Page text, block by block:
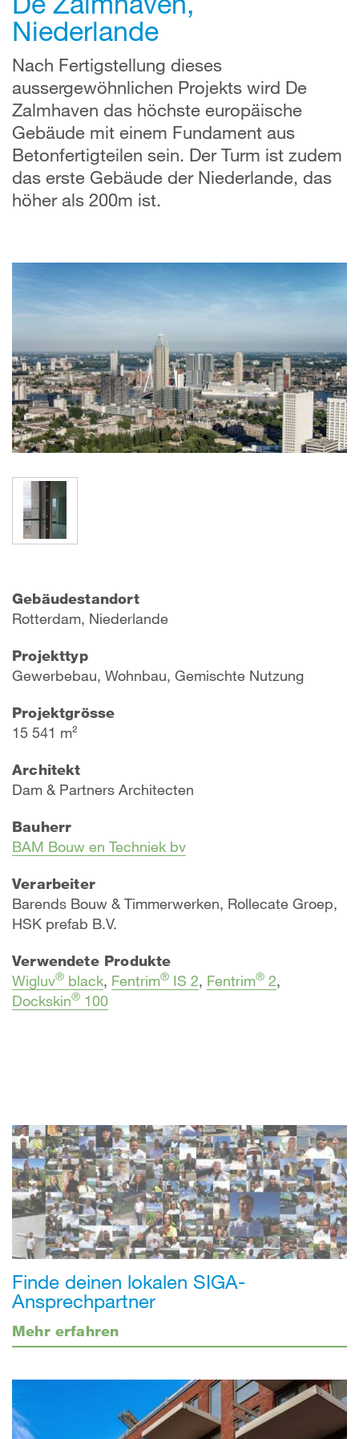
Niederlande
Nach Fertigstellung dieses
aussergewöhnlichen Projekts wird De
Zalmhaven das höchste europäische
Gebäude mit einem Fundament aus
Betonfertigteilen sein. Der Turm ist zudem
das erste Gebäude der Niederlande, das
höher als 200m ist.
Gebäudestandort
Rotterdam, Niederlande
Projekttyp
Gewerbebau, Wohnbau, Gemischte Nutzung
Projektgrösse
15 541 m²
Architekt
Dam & Partners Architecten
Bauherr
BAM Bouw en Techniek bv
Verarbeiter
Barends Bouw & Timmerwerken, Rollecate Groep,
HSK prefab B.V.
Verwendete Produkte
Wigluv® black, Fentrim® IS 2, Fentrim® 2,
Dockskin® 100
Finde deinen lokalen SIGA-
Ansprechpartner
Mehr erfahren